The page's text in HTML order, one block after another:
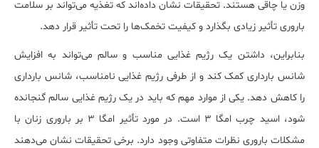
وزن یا چاقی هستند. تحقیقات نشان داده‌اند که تغذیه می‌تواند بر سلامت
باروری تأثیر زیادی بگذارد و کیفیت تخمک‌ها را تحت تأثیر قرار دهد.
بنابراین، داشتن یک رژیم غذایی مناسب و سالم می‌تواند به افزایش
شانس بارداری کمک کند و از طرفی رژیم غذایی نامناسب، شانس بارداری
را کاهش ‎دهد. یکی از موارد مهم که باید در یک رژیم غذایی سالم گنجانده
شود، اسید چرب امگا ۳ است. در مورد تأثیر امگا ۳ بر باروری زنان با
مشکلات باروری نظرات متفاوتی وجود دارد. برخی تحقیقات نشان می‌دهند